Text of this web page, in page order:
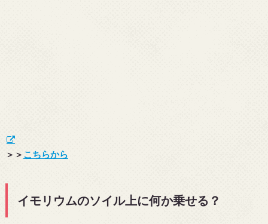
＞＞ こちらから
イモリウムのソイル上に何か乗せる？